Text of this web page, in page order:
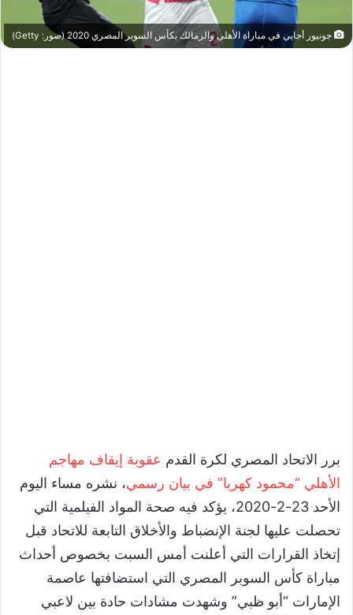
جونيور أجايي في مباراة الأهلي والزمالك بكأس السوبر المصري 2020 (صور: Getty)
برر الاتحاد المصري لكرة القدم عقوبة إيقاف مهاجم
الأهلي “محمود كهربا” في بيان رسمي، نشره مساء اليوم
الأحد 23-2-2020، يؤكد فيه صحة المواد الفيلمية التي
تحصلت عليها لجنة الإنضباط والأخلاق التابعة للاتحاد قبل
إتخاذ القرارات التي أعلنت أمس السبت بخصوص أحداث
مباراة كأس السوبر المصري التي استضافتها عاصمة
الإمارات “أبو ظبي” وشهدت مشادات حادة بين لاعبي